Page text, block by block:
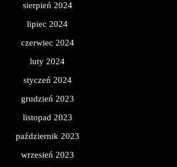
sierpień 2024
lipiec 2024
czerwiec 2024
luty 2024
styczeń 2024
grudzień 2023
listopad 2023
październik 2023
wrzesień 2023